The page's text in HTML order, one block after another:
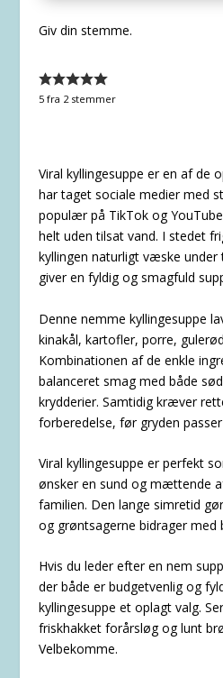
Giv din stemme.
5fra 2stemmer
Viral kyllingesuppe er en af de
har taget sociale medier med
populær på TikTok og
helt uden tilsat vand. I stedet
kyllingen naturligt væske under
giver en fyldig og smagfuld
Denne nemme kyllingesuppe
kinakål, kartofler, porre,
Kombinationen af de enkle
balanceret smag med både
krydderier. Samtidig kræver
forberedelse, før gryden passer
Viral kyllingesuppe er perfekt
ønsker en sund og mættende
familien. Den lange simretid
og grøntsagerne bidrager
Hvis du leder efter en nem
der både er budgetvenlig og
kyllingesuppe et oplagt valg.
friskhakket forårsløg og lunt
Velbekomme.